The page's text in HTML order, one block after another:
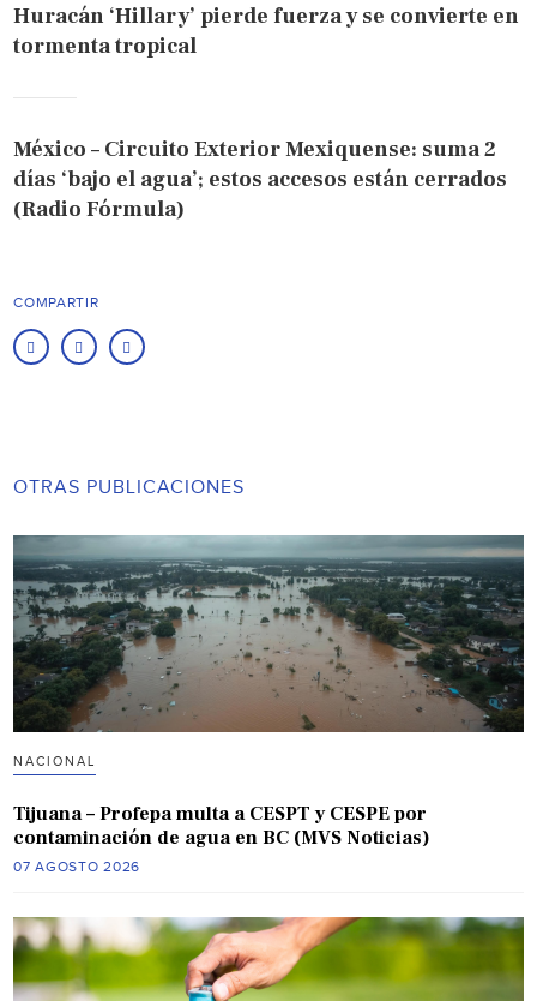
Huracán ‘Hillary’ pierde fuerza y se convierte en
tormenta tropical
México – Circuito Exterior Mexiquense: suma 2
días ‘bajo el agua’; estos accesos están cerrados
(Radio Fórmula)
COMPARTIR
OTRAS PUBLICACIONES
NACIONAL
Tijuana – Profepa multa a CESPT y CESPE por
contaminación de agua en BC (MVS Noticias)
07 AGOSTO 2026